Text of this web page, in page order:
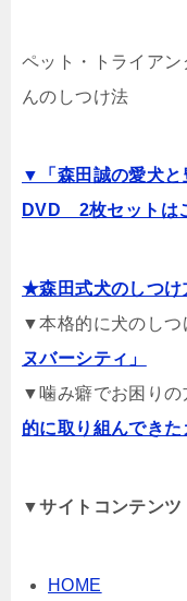
ペット・トライア
んのしつけ法
▼「森田誠の愛犬
DVD 2枚セットは
★森田式犬のしつけ
▼本格的に犬のし
ヌバーシティ」
▼噛み癖でお困り
的に取り組んできた
▼サイトコンテンツ
HOME